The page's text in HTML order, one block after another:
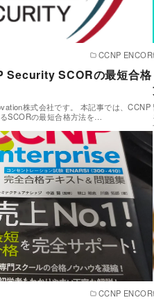
CCNP ENCOR
Security SCORの最短合格
株式会社です。 本記事では、CCNP
SCORの最短合格方法を…
CCNP ENCOR